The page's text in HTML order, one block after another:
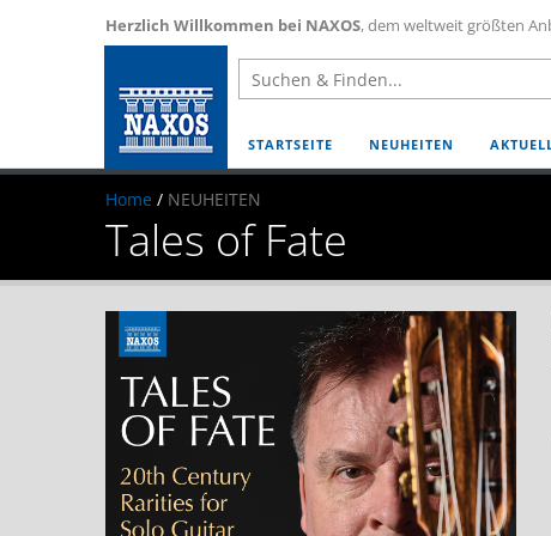
Herzlich Willkommen bei NAXOS, dem weltweit größten
STARTSEITE NEUHEITEN
Home / NEUHEITEN
Tales of Fate